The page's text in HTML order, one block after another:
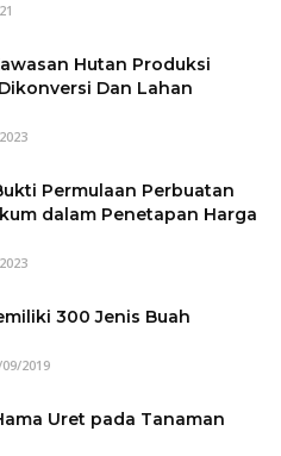
Hutan Produksi
Dan Lahan
Permulaan Perbuatan
dalam Penetapan Harga
300 Jenis Buah
2019
Uret pada Tanaman